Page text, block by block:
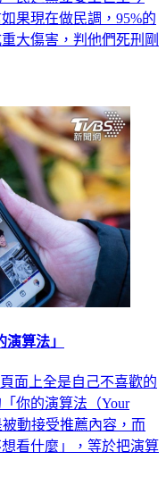
民進黨立委王世堅今
果現在做民調，95%的
大傷害，判他們死刑剛
面上全是自己不喜歡的
你的演算法（Your
動接受推薦內容，而
看什麼」，等於把演算